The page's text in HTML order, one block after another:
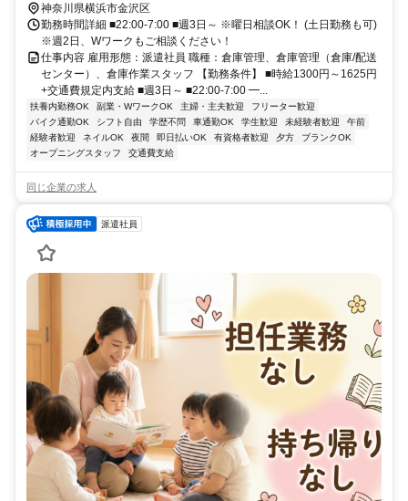
神奈川県横浜市金沢区
勤務時間詳細 ■22:00-7:00 ■週3日～ ※曜日相談OK！ (土日勤務も可)
※週2日、Wワークもご相談ください！
仕事内容 雇用形態：派遣社員 職種：倉庫管理、倉庫管理（倉庫/配送
センター）、倉庫作業スタッフ 【勤務条件】 ■時給1300円～1625円
+交通費規定内支給 ■週3日～ ■22:00-7:00 ━...
扶養内勤務OK 副業・WワークOK 主婦・主夫歓迎
フリーター歓迎
バイク通勤OK
シフト自由 学歴不問 車通勤OK 学生歓迎 未経験者歓迎
午前
経験者歓迎
ネイルOK 夜間 即日払いOK 有資格者歓迎 夕方
ブランクOK
オープニングスタッフ
交通費支給
同じ企業の求人
派遣社員